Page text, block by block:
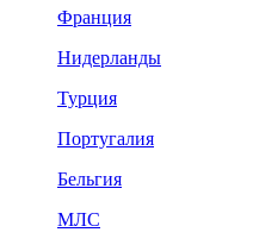
Франция
Нидерланды
Турция
Португалия
Бельгия
МЛС